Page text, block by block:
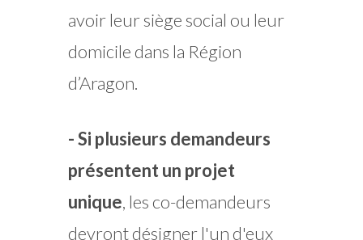
avoir leur siège social ou leur
domicile dans la Région
d’Aragon.
- Si plusieurs demandeurs
présentent un projet
unique, les co-demandeurs
devront désigner l'un d'eux